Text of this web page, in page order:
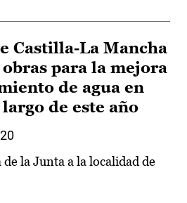
Castilla-La Mancha
para la mejora
de agua en
de este año
la Junta a la localidad de